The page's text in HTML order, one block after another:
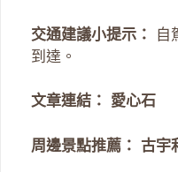
交通建議小提示：
自
到達。
文章連結： 愛心石
周邊景點推薦： 古宇